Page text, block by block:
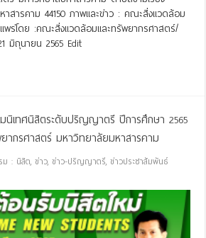
าสารคาม 44150 ภาพและข่าว : คณะสิ่งแวดล้อม
พร่โดย :คณะสิ่งแวดล้อมและทรัพยากรศาสตร์/
มิถุนายน 2565 Edit
นิเทศนิสิตระดับปริญญาตรี ปีการศึกษา 2565
ากรศาสตร์ มหาวิทยาลัยมหาสารคาม
ม : นิสิต,ข่าว,ข่าว-ปริญญาตรี,ข่าวประชาสัมพันธ์